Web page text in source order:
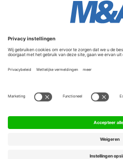
Service & Contact
Contact
FAQ
Werken bij ons
Algemene Voorwaarden